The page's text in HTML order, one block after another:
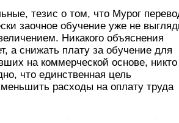
тезис о том, что Мурог
заочное обучение уже не
Никакого объяснения
а снижать плату за обучение для
на коммерческой основе,
что единственная цель
расходы на оплату труда